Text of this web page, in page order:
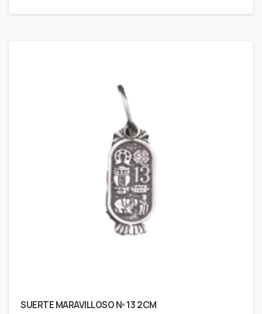
SUERTE MARAVILLOSO Nº 13 2CM